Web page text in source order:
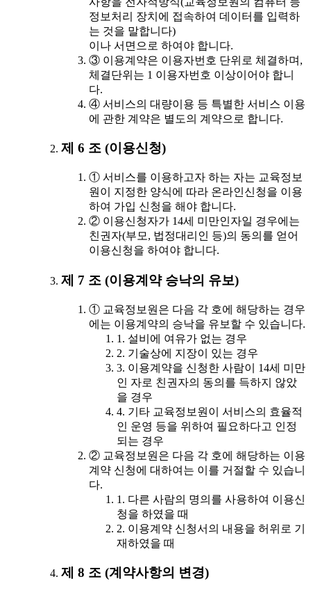
정보처리 장치에 접속하여 데이터를 입력하
는 것을 말합니다)
이나 서면으로 하여야 합니다.
③ 이용계약은 이용자번호 단위로 체결하며,
체결단위는 1 이용자번호 이상이어야 합니
다.
④ 서비스의 대량이용 등 특별한 서비스 이용
에 관한 계약은 별도의 계약으로 합니다.
제 6 조 (이용신청)
① 서비스를 이용하고자 하는 자는 교육정보
원이 지정한 양식에 따라 온라인신청을 이용
하여 가입 신청을 해야 합니다.
② 이용신청자가 14세 미만인자일 경우에는
친권자(부모, 법정대리인 등)의 동의를 얻어
이용신청을 하여야 합니다.
제 7 조 (이용계약 승낙의 유보)
① 교육정보원은 다음 각 호에 해당하는 경우
에는 이용계약의 승낙을 유보할 수 있습니다.
1. 설비에 여유가 없는 경우
2. 기술상에 지장이 있는 경우
3. 이용계약을 신청한 사람이 14세 미만
인 자로 친권자의 동의를 득하지 않았
을 경우
4. 기타 교육정보원이 서비스의 효율적
인 운영 등을 위하여 필요하다고 인정
되는 경우
② 교육정보원은 다음 각 호에 해당하는 이용
계약 신청에 대하여는 이를 거절할 수 있습니
다.
1. 다른 사람의 명의를 사용하여 이용신
청을 하였을 때
2. 이용계약 신청서의 내용을 허위로 기
재하였을 때
제 8 조 (계약사항의 변경)